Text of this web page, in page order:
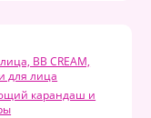
BB CREAM,
для лица
карандаш и